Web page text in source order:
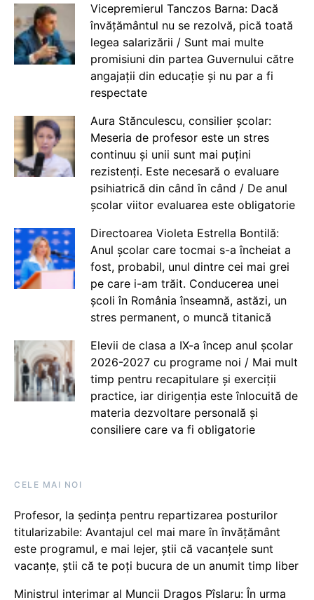
Vicepremierul Tanczos Barna: Dacă
învățământul nu se rezolvă, pică toată
legea salarizării / Sunt mai multe
promisiuni din partea Guvernului către
angajații din educație și nu par a fi
respectate
Aura Stănculescu, consilier școlar:
Meseria de profesor este un stres
continuu și unii sunt mai puțini
rezistenți. Este necesară o evaluare
psihiatrică din când în când / De anul
școlar viitor evaluarea este obligatorie
Directoarea Violeta Estrella Bontilă:
Anul școlar care tocmai s-a încheiat a
fost, probabil, unul dintre cei mai grei
pe care i-am trăit. Conducerea unei
școli în România înseamnă, astăzi, un
stres permanent, o muncă titanică
Elevii de clasa a IX-a încep anul școlar
2026-2027 cu programe noi / Mai mult
timp pentru recapitulare și exerciții
practice, iar dirigenția este înlocuită de
materia dezvoltare personală și
consiliere care va fi obligatorie
CELE MAI NOI
Profesor, la ședința pentru repartizarea posturilor
titularizabile: Avantajul cel mai mare în învățământ
este programul, e mai lejer, știi că vacanțele sunt
vacanţe, știi că te poți bucura de un anumit timp liber
Ministrul interimar al Muncii Dragos Pîslaru: În urma